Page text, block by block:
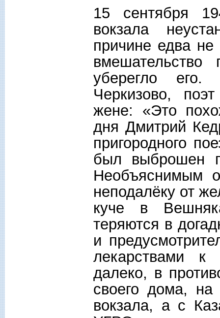
15 сентября
вокзала
причине едва
уберегло
Черкизово,
жене: «Это
дня Дмитрий
пригородного
был выброшен
Необъяснимым
неподалёку от
куче в
теряются в
и
лекарствами к
далеко, в
своего дома,
вокзала, а с